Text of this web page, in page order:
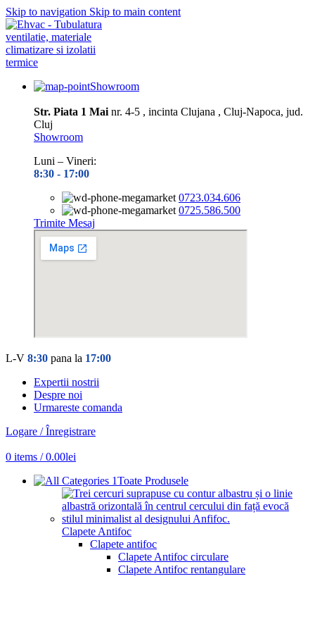
Skip to navigation Skip to main content
Showroom
Str. Piata 1 Mai nr. 4-5 , incinta Clujana , Cluj-Napoca, jud.
Cluj
Showroom
Luni – Vineri:
8:30 - 17:00
0723.034.606
0725.586.500
Trimite Mesaj
L-V 8:30 pana la 17:00
Expertii nostrii
Despre noi
Urmareste comanda
Logare / Înregistrare
0 items / 0.00lei
Toate Produsele
Clapete Antifoc
Clapete antifoc
Clapete Antifoc circulare
Clapete Antifoc rentangulare